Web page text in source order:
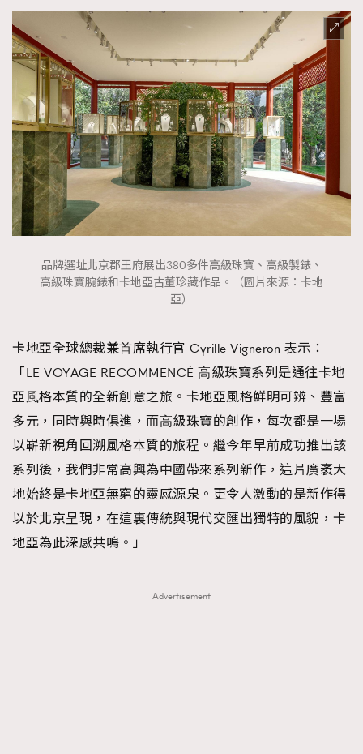
品牌選址北京郡王府展出380多件高級珠寶、高級製錶、
高級珠寶腕錶和卡地亞古董珍藏作品。（圖片來源：卡地
亞）
卡地亞全球總裁兼⾸席執⾏官 Cyrille Vigneron 表示：
「LE VOYAGE RECOMMENCÉ ⾼級珠寶系列是通往卡地
亞⾵格本質的全新創意之旅。卡地亞風格鮮明可辨、豐富
多元，同時與時俱進，而⾼級珠寶的創作，每次都是⼀場
以嶄新視角回溯風格本質的旅程。繼今年早前成功推出該
系列後，我們非常高興為中國帶來系列新作，這片廣袤大
地始終是卡地亞無窮的靈感源泉。更令⼈激動的是新作得
以於北京呈現，在這裏傳統與現代交匯出獨特的風貌，卡
地亞為此深感共鳴。」
Advertisement